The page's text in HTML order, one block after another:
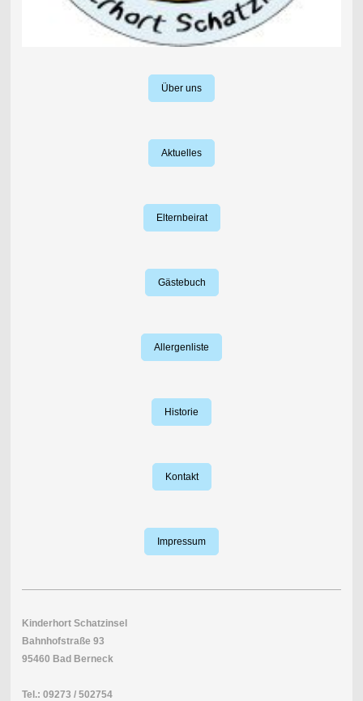
Über uns
Aktuelles
Elternbeirat
Gästebuch
Allergenliste
Historie
Kontakt
Impressum
Kinderhort Schatzinsel
Bahnhofstraße 93
95460 Bad Berneck
Tel.: 09273 / 502754